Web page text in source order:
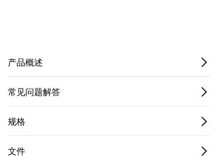
产品概述
常见问题解答
规格
文件